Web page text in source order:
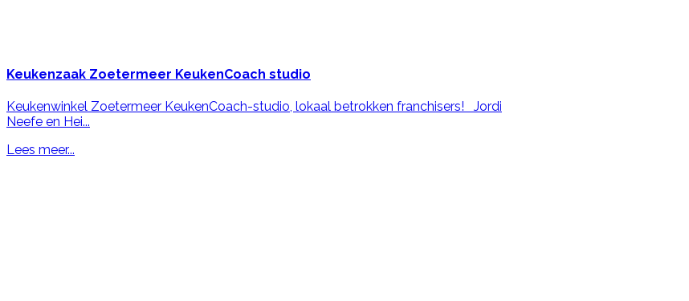
Keukenzaak Zoetermeer KeukenCoach studio
Keukenwinkel Zoetermeer KeukenCoach-studio, lokaal betrokken franchisers! Jordi
Neefe en Hei...
Lees meer...